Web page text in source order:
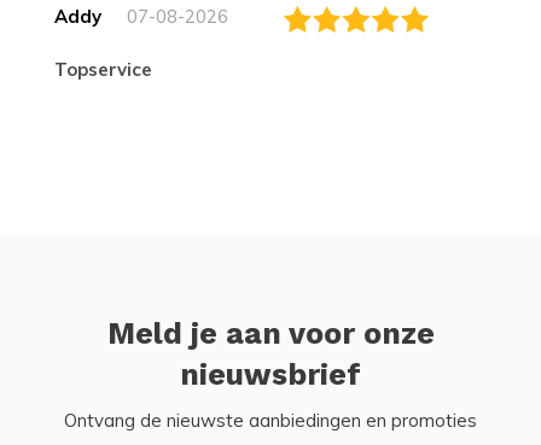
Addy 07-08-2026
topservice
Meld je aan voor onze
nieuwsbrief
Ontvang de nieuwste aanbiedingen en promoties